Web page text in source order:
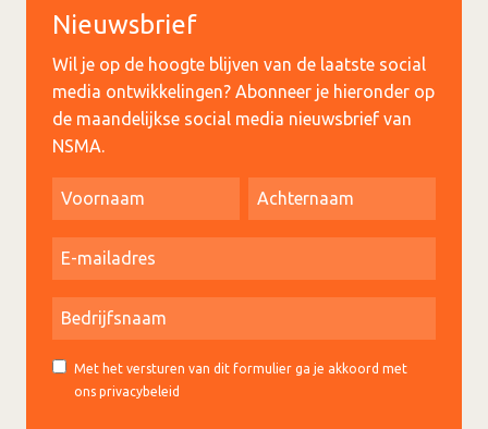
Nieuwsbrief
Wil je op de hoogte blijven van de laatste social
media ontwikkelingen? Abonneer je hieronder op
de maandelijkse social media nieuwsbrief van
NSMA.
Met het versturen van dit formulier ga je akkoord met
ons privacybeleid